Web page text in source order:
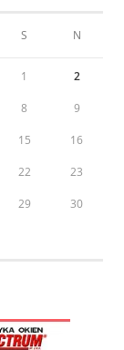
S N
1 2
8 9
15 16
22 23
29 30